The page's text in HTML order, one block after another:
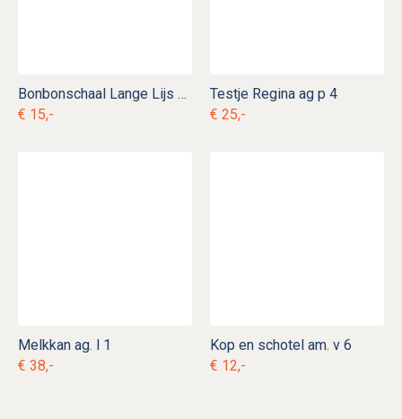
Bonbonschaal Lange Lijs ag d 7
€ 15,-
Testje Regina ag p 4
€ 25,-
Melkkan ag. l 1
€ 38,-
Kop en schotel am. v 6
€ 12,-